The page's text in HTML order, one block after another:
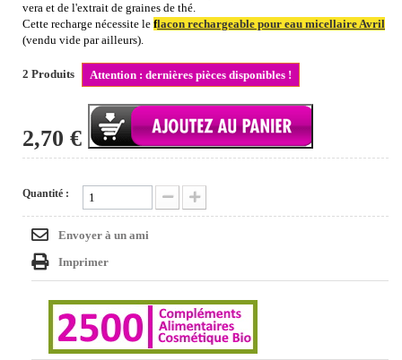
vera et de l'extrait de graines de thé.
Cette recharge nécessite le flacon rechargeable pour eau micellaire Avril
(vendu vide par ailleurs).
2 Produits Attention : dernières pièces disponibles !
2,70 €
Quantité :
Envoyer à un ami
Imprimer